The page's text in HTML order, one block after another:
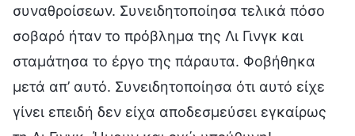
συναθροίσεων. Συνειδητοποίησα τελικά πόσο
σοβαρό ήταν το πρόβλημα της Λι Γινγκ και
σταμάτησα το έργο της πάραυτα. Φοβήθηκα
μετά απ’ αυτό. Συνειδητοποίησα ότι αυτό είχε
γίνει επειδή δεν είχα αποδεσμεύσει εγκαίρως